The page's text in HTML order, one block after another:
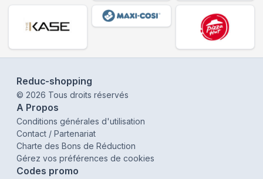
Reduc-shopping
© 2026 Tous droits réservés
A Propos
Conditions générales d'utilisation
Contact / Partenariat
Charte des Bons de Réduction
Gérez vos préférences de cookies
Codes promo